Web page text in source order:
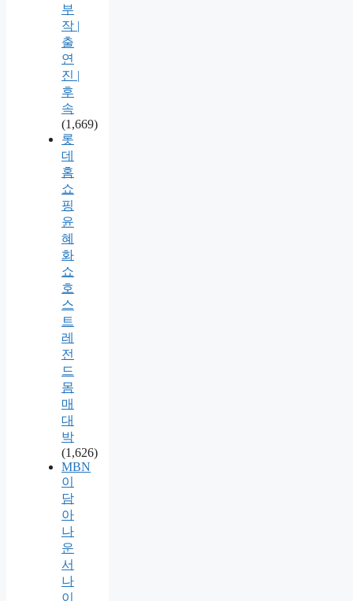
부
작 |
출
연
진 |
후
속
(1,669)
롯
데
홈
쇼
핑
윤
혜
화
쇼
호
스
트
레
전
드
몸
매
대
박
(1,626)
MBN
이
담
아
나
운
서
나
이